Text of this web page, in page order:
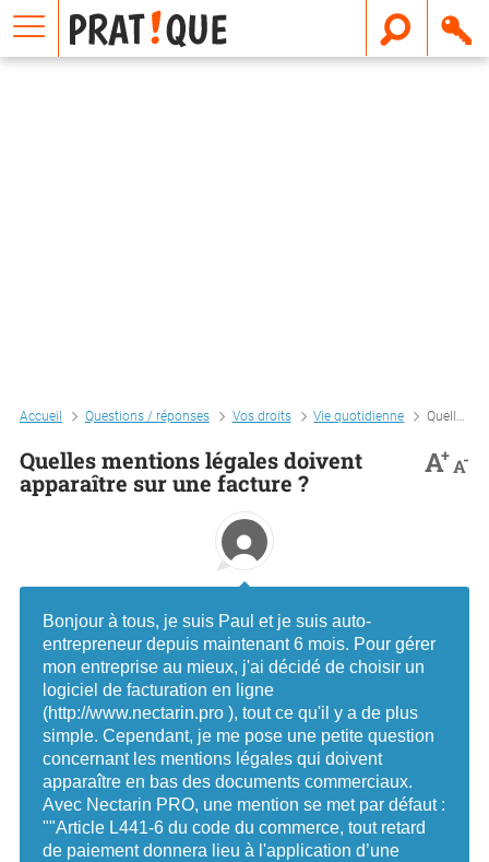
Accueil Questions / réponses Vos droits Vie quotidienne Quelles mentions légales doivent apparaître sur une facture ?
Quelles mentions légales doivent
apparaître sur une facture ?
A+A-
Bonjour à tous, je suis Paul et je suis auto-
entrepreneur depuis maintenant 6 mois. Pour gérer
mon entreprise au mieux, j'ai décidé de choisir un
logiciel de facturation en ligne
(http://www.nectarin.pro ), tout ce qu'il y a de plus
simple. Cependant, je me pose une petite question
concernant les mentions légales qui doivent
apparaître en bas des documents commerciaux.
Avec Nectarin PRO, une mention se met par défaut :
""Article L441-6 du code du commerce, tout retard
de paiement donnera lieu à l'application d’une
E
m
a